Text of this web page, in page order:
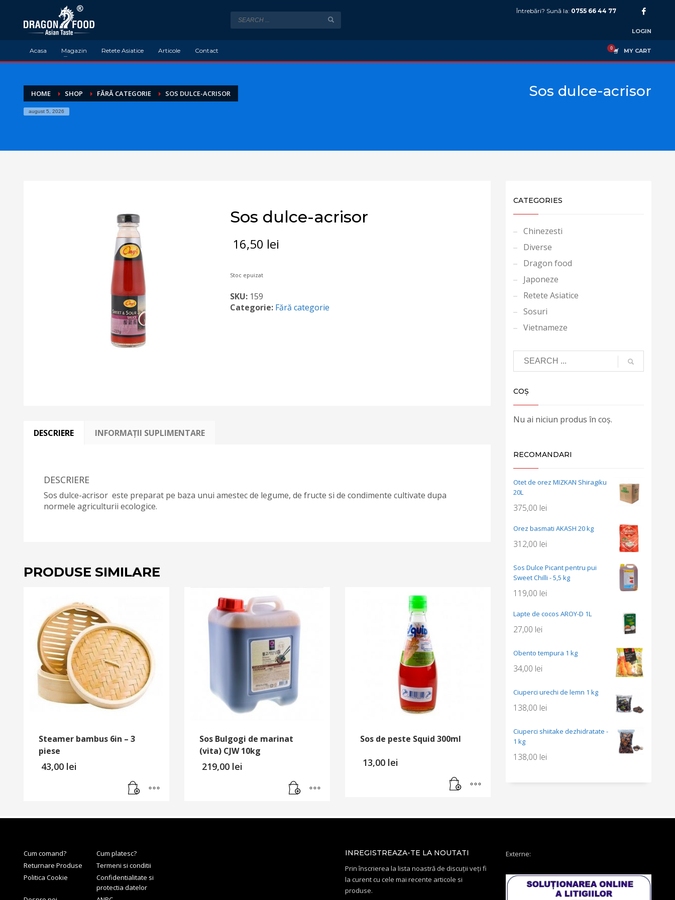
Întrebări? Sună la: 0755 66 44 77
LOGIN
Acasa Magazin Retete Asiatice Articole Contact MY CART
HOME SHOP FĂRĂ CATEGORIE SOS DULCE-ACRISOR
august 5, 2026
Sos dulce-acrisor
Sos dulce-acrisor
16,50 lei
Stoc epuizat
SKU: 159
Categorie: Fără categorie
DESCRIERE INFORMAȚII SUPLIMENTARE
DESCRIERE
Sos dulce-acrisor este preparat pe baza unui amestec de legume, de fructe si de condimente cultivate dupa
normele agriculturii ecologice.
PRODUSE SIMILARE
Steamer bambus 6in – 3
piese
43,00 lei
Sos Bulgogi de marinat
(vita) CJW 10kg
219,00 lei
Sos de peste Squid 300ml
13,00 lei
CATEGORIES
Chinezesti
Diverse
Dragon food
Japoneze
Retete Asiatice
Sosuri
Vietnameze
COȘ
Nu ai niciun produs în coș.
RECOMANDARI
Otet de orez MIZKAN Shiragiku
20L
375,00 lei
Orez basmati AKASH 20 kg
312,00 lei
Sos Dulce Picant pentru pui
Sweet Chilli - 5,5 kg
119,00 lei
Lapte de cocos AROY-D 1L
27,00 lei
Obento tempura 1 kg
34,00 lei
Ciuperci urechi de lemn 1 kg
138,00 lei
Ciuperci shiitake dezhidratate -
1 kg
138,00 lei
Cum comand?
Cum platesc?
Returnare Produse
Termeni si conditii
Politica Cookie
Confidentialitate si
protectia datelor
INREGISTREAZA-TE LA NOUTATI
Prin înscrierea la lista noastră de discuții veți fi
la curent cu cele mai recente articole si
produse.
Externe: